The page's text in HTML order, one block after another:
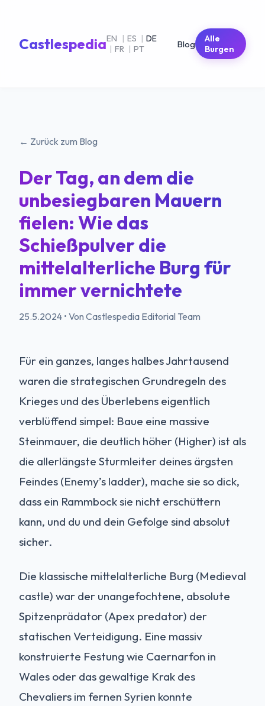
CastlespediaEN | ES | DE
| FR | PT Blog
Alle
Burgen
← Zurück zum Blog
Der Tag, an dem die
unbesiegbaren Mauern
fielen: Wie das
Schießpulver die
mittelalterliche Burg für
immer vernichtete
25.5.2024 • Von Castlespedia Editorial Team
Für ein ganzes, langes halbes Jahrtausend
waren die strategischen Grundregeln des
Krieges und des Überlebens eigentlich
verblüffend simpel: Baue eine massive
Steinmauer, die deutlich höher (Higher) ist als
die allerlängste Sturmleiter deines ärgsten
Feindes (Enemy’s ladder), mache sie so dick,
dass ein Rammbock sie nicht erschüttern
kann, und du und dein Gefolge sind absolut
sicher.
Die klassische mittelalterliche Burg (Medieval
castle) war der unangefochtene, absolute
Spitzenprädator (Apex predator) der
statischen Verteidigung. Eine massiv
konstruierte Festung wie Caernarfon in
Wales oder das gewaltige Krak des
Chevaliers im fernen Syrien konnte